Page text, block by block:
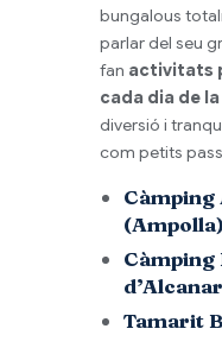
bungalous
parlar del seu
fan activitats
cada dia de
diversió i
com petits
Càmping
(Ampolla)
Càmping
Tamarit